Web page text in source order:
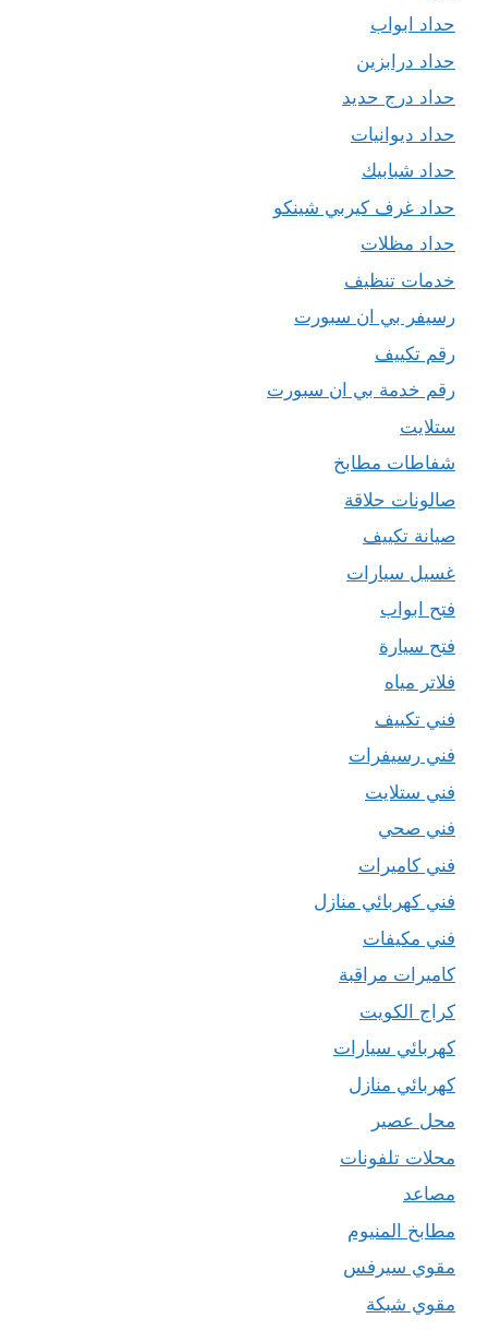
حداد ابواب
حداد درابزين
حداد درج حديد
حداد ديوانيات
حداد شبابيك
حداد غرف كيربي شينكو
حداد مظلات
خدمات تنظيف
رسيفر بي ان سبورت
رقم تكييف
رقم خدمة بي ان سبورت
ستلايت
شفاطات مطابخ
صالونات حلاقة
صيانة تكييف
غسيل سيارات
فتح ابواب
فتح سيارة
فلاتر مياه
فني تكييف
فني رسيفرات
فني ستلايت
فني صحي
فني كاميرات
فني كهربائي منازل
فني مكيفات
كاميرات مراقبة
كراج الكويت
كهربائي سيارات
كهربائي منازل
محل عصير
محلات تلفونات
مصاعد
مطابخ المنيوم
مقوي سيرفس
مقوي شبكة